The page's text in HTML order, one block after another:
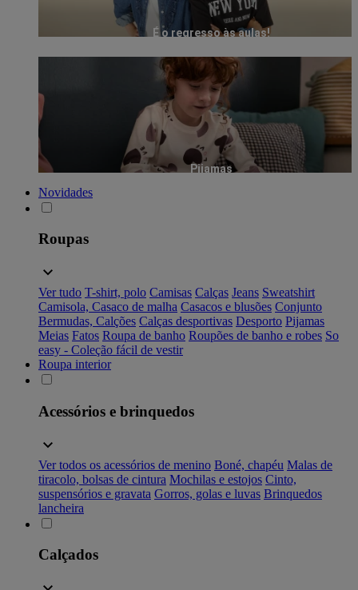
É o regresso às aulas!
Pijamas
Novidades
Roupas
Ver tudo T-shirt, polo Camisas Calças Jeans Sweatshirt
Camisola, Casaco de malha Casacos e blusões Conjunto
Bermudas, Calções Calças desportivas Desporto Pijamas
Meias Fatos Roupa de banho Roupões de banho e robes So
easy - Coleção fácil de vestir
Roupa interior
Acessórios e brinquedos
Ver todos os acessórios de menino Boné, chapéu Malas de
tiracolo, bolsas de cintura Mochilas e estojos Cinto,
suspensórios e gravata Gorros, golas e luvas Brinquedos
lancheira
Calçados